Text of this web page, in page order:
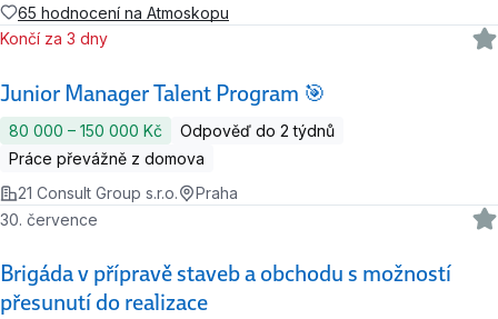
65 hodnocení na Atmoskopu
Junior Manager Talent Program 🎯
Končí za 3 dny
80 000 ‍–‍ 150 000 Kč
Odpověď do 2 týdnů
Práce převážně z domova
21 Consult Group s.r.o.
Praha
Brigáda v přípravě staveb a obchodu s možností
přesunutí do realizace
30. července